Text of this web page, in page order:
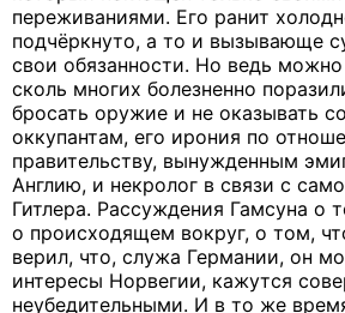
переживаниями. Его ранит
подчёркнуто, а то и вызывающе
свои обязанности. Но ведь можно
сколь многих болезненно
бросать оружие и не оказывать
оккупантам, его ирония по
правительству, вынужденным
Англию, и некролог в связи с
Гитлера. Рассуждения Гамсуна о
о происходящем вокруг, о том,
верил, что, служа Германии, он
интересы Норвегии, кажутся
неубедительными. И в то же